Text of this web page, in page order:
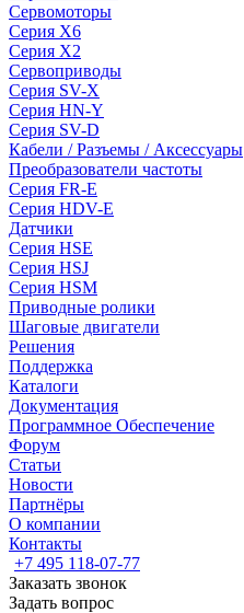
Сервомоторы
Серия X6
Серия X2
Сервоприводы
Серия SV-X
Серия HN-Y
Серия SV-D
Кабели / Разъемы / Аксессуары
Преобразователи частоты
Серия FR-E
Серия HDV-E
Датчики
Серия HSE
Серия HSJ
Серия HSM
Приводные ролики
Шаговые двигатели
Решения
Поддержка
Каталоги
Документация
Программное Обеспечение
Форум
Статьи
Новости
Партнёры
О компании
Контакты
+7 495 118-07-77
Заказать звонок
Задать вопрос